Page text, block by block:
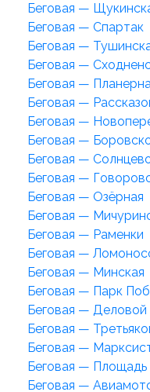
Беговая —
Беговая — Спартак
Беговая —
Беговая —
Беговая —
Беговая —
Беговая —
Беговая —
Беговая —
Беговая —
Беговая — Озёрная
Беговая —
Беговая — Раменки
Беговая —
Беговая — Минская
Беговая — Парк
Беговая — Деловой
Беговая —
Беговая —
Беговая — Площадь
Беговая —